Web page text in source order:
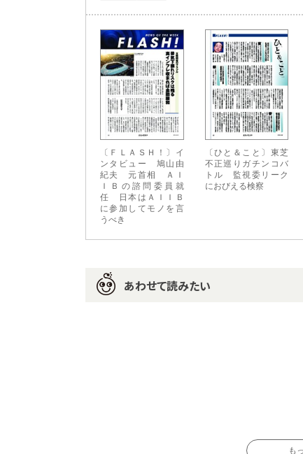
〔ＦＬＡＳＨ！〕イ
ンタビュー 鳩山由
紀夫 元首相 ＡＩ
ＩＢの諮問委員就
任 日本はＡＩＩＢ
に参加してモノを言
うべき
〔ひと＆こと〕東芝
不正巡りガチンコバ
トル 監視委リーク
におびえる検察
あわせて読みたい
も